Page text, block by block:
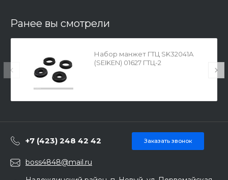
Ранее вы смотрели
Набор манжет ГТЦ SK32041A
(SEIKEN) 01627 ГТЦ-2
+7 (423) 248 42 42 Заказать звонок
boss4848@mail.ru